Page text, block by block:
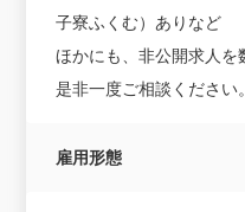
子寮ふくむ）ありなど
ほかにも、非公開求人を
是非一度ご相談ください。
雇用形態